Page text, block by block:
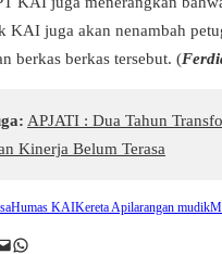
KAI juga akan nenambah
berkas berkas tersebut. (
APJATI : Dua Tahun
Kinerja Belum Terasa
Humas KAIKereta Apilarangan mudik
WhatsApp